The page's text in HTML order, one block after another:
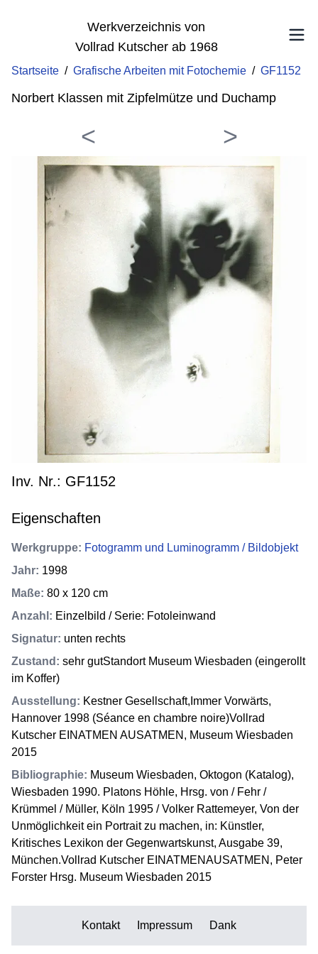
Werkverzeichnis von
Vollrad Kutscher ab 1968
Startseite / Grafische Arbeiten mit Fotochemie / GF1152
Norbert Klassen mit Zipfelmütze und Duchamp
Inv. Nr.: GF1152
Eigenschaften
Werkgruppe: Fotogramm und Luminogramm / Bildobjekt
Jahr: 1998
Maße: 80 x 120 cm
Anzahl : Einzelbild / Serie: Fotoleinwand
Signatur: unten rechts
Zustand : sehr gutStandort Museum Wiesbaden (eingerollt
im Koffer)
Ausstellung: Kestner Gesellschaft,Immer Vorwärts,
Hannover 1998 (Séance en chambre noire)Vollrad
Kutscher EINATMEN AUSATMEN, Museum Wiesbaden
2015
Bibliographie: Museum Wiesbaden, Oktogon (Katalog),
Wiesbaden 1990. Platons Höhle, Hrsg. von / Fehr /
Krümmel / Müller, Köln 1995 / Volker Rattemeyer, Von der
Unmöglichkeit ein Portrait zu machen, in: Künstler,
Kritisches Lexikon der Gegenwartskunst, Ausgabe 39,
München.Vollrad Kutscher EINATMENAUSATMEN, Peter
Forster Hrsg. Museum Wiesbaden 2015
< >
Kontakt Impressum Dank